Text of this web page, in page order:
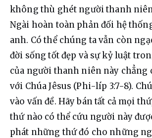
không thù ghét người thanh niên
Ngài hoàn toàn phản đối hệ
anh. Có thể chúng ta vẫn còn
đời sống tốt đẹp và sự kỷ luật
của người thanh niên này chẳng
với Chúa Jêsus (Phi-líp 3:7-8).
vào vấn đề. Hãy bán tất cả mọi
thứ nào có thể cứu người này
phát những thứ đó cho những